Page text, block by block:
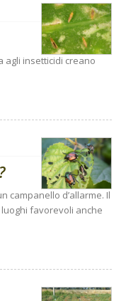
agli insetticidi creano
campanello d’allarme. Il
favorevoli anche